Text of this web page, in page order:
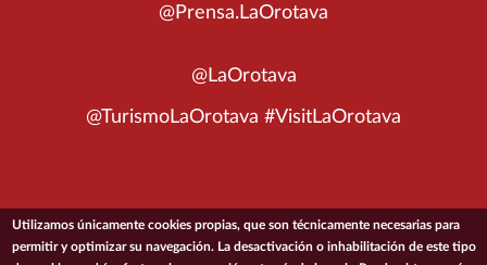
@Prensa.LaOrotava
@LaOrotava
@TurismoLaOrotava #VisitLaOrotava
© 2026 Ayuntamiento de la Villa de La Orotava
Utilizamos únicamente cookies propias, que son técnicamente necesarias para
permitir y optimizar su navegación. La desactivación o inhabilitación de este tipo